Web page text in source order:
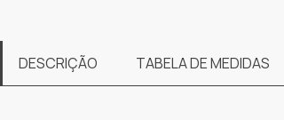
DESCRIÇÃO TABELA DE MEDIDAS